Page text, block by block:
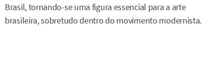
Brasil, tornando-se uma figura essencial para a arte
brasileira, sobretudo dentro do movimento modernista.